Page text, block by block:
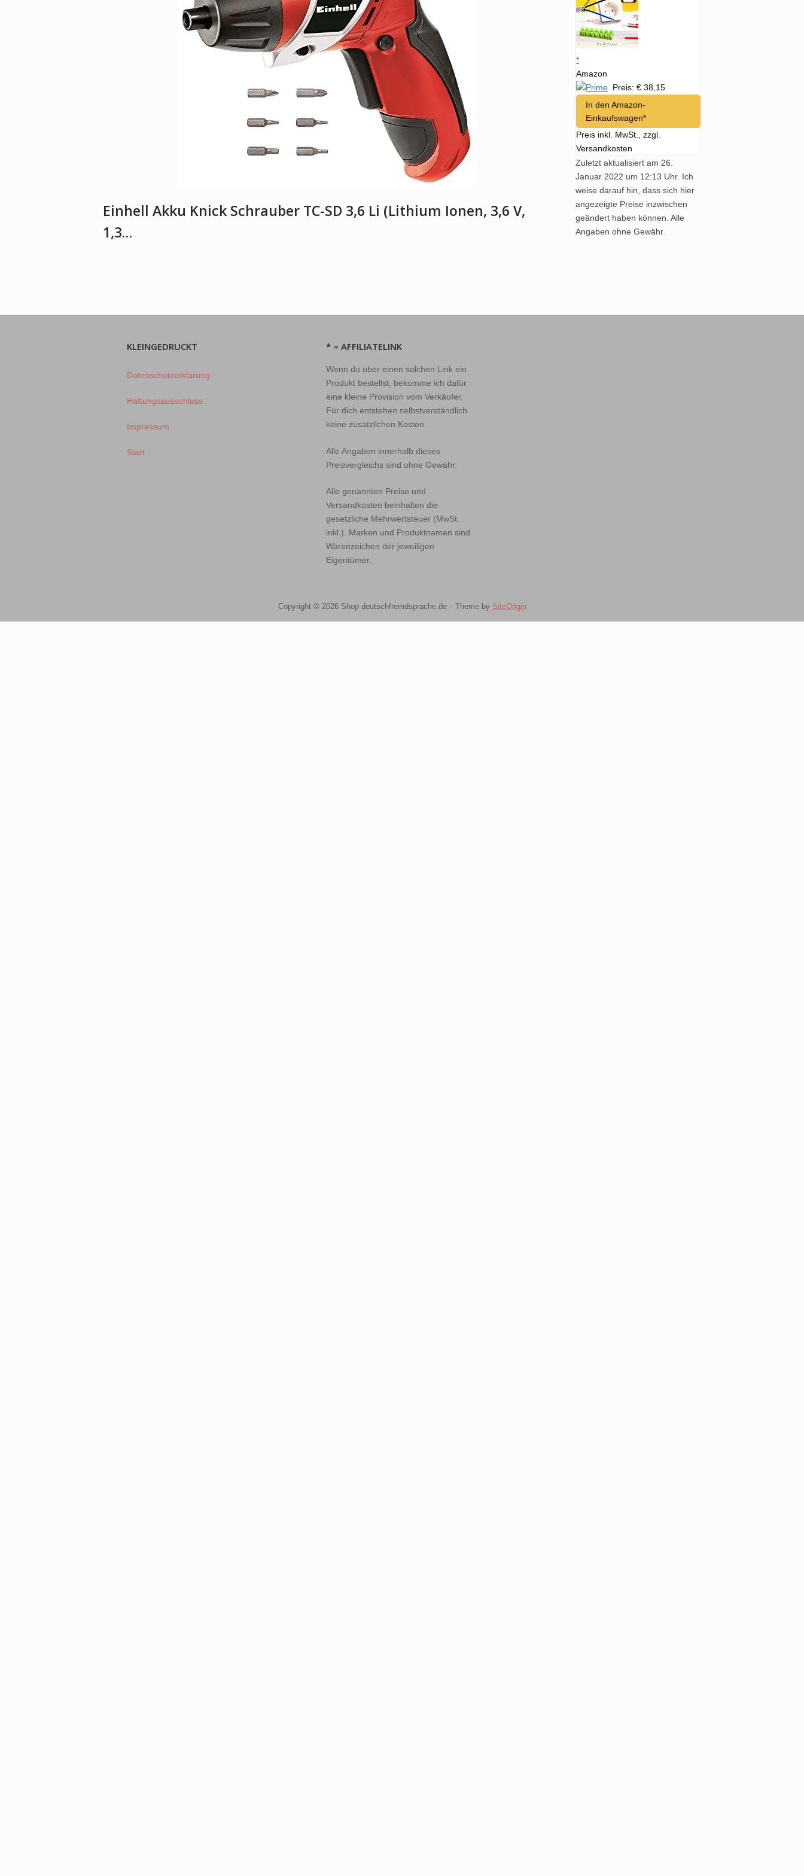
Einhell Akku Knick Schrauber TC-SD 3,6 Li (Lithium Ionen, 3,6 V,
1,3…
*
Amazon
Preis: € 38,15
In den Amazon-
Einkaufswagen*
Preis inkl. MwSt., zzgl.
Versandkosten
Zuletzt aktualisiert am 26.
Januar 2022 um 12:13 Uhr. Ich
weise darauf hin, dass sich hier
angezeigte Preise inzwischen
geändert haben können. Alle
Angaben ohne Gewähr.
KLEINGEDRUCKT
Datenschutzerklärung
Haftungsausschluss
Impressum
Start
* = AFFILIATELINK
Wenn du über einen solchen Link ein
Produkt bestellst, bekomme ich dafür
eine kleine Provision vom Verkäufer.
Für dich entstehen selbstverständlich
keine zusätzlichen Kosten.
Alle Angaben innerhalb dieses
Preisvergleichs sind ohne Gewähr.
Alle genannten Preise und
Versandkosten beinhalten die
gesetzliche Mehrwertsteuer (MwSt.
inkl.). Marken und Produktnamen sind
Warenzeichen der jeweiligen
Eigentümer.
Copyright © 2026 Shop deutschfremdsprache.de Theme by SiteOrigin